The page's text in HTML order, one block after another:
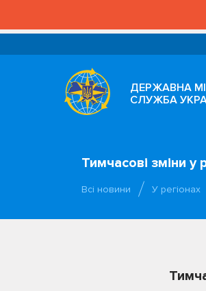
ДЕРЖАВНА
СЛУЖБА
Тимчасові зміни у
Всі новини У регіонах